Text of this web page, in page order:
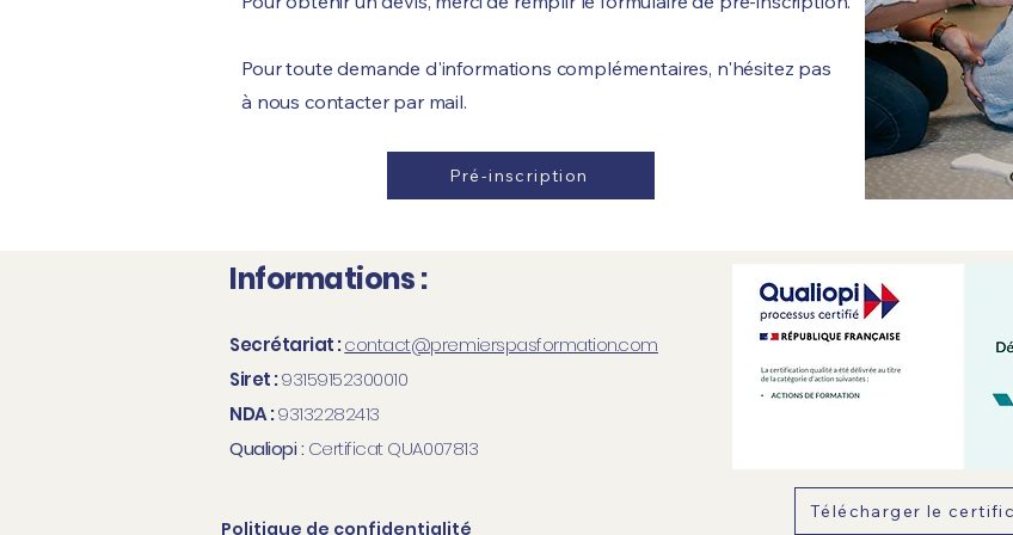
Pour toute demande d'informations complémentaires, n'hésitez pas
à nous contacter par mail.
Pré-inscription
Informations :
Secrétariat :contact@premierspasformation.com
Siret :93159152300010
NDA :93132282413
Qualiopi : Certificat QUA007813
Politique de confidentialité
Télécharger le